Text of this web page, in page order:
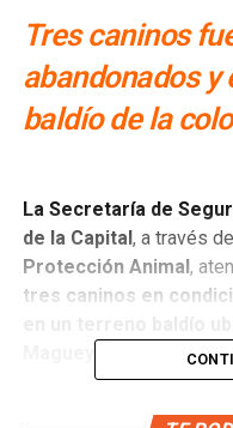
Tres caninos
abandonados y
baldío de la
La Secretaría de
de la Capital, a través
Protección Animal,
tres caninos en